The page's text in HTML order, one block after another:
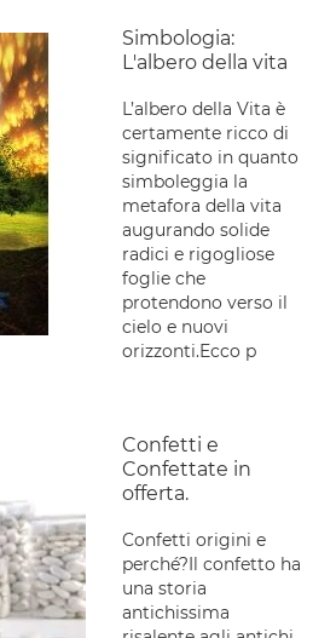
Simbologia:
L'albero della vita
L’albero della Vita è
certamente ricco di
significato in quanto
simboleggia la
metafora della vita
augurando solide
radici e rigogliose
foglie che
protendono verso il
cielo e nuovi
orizzonti.Ecco p
Confetti e
Confettate in
offerta.
Confetti origini e
perché?Il confetto ha
una storia
antichissima